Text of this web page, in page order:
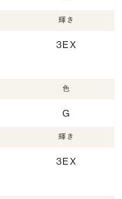
輝き
3EX
色
G
輝き
3EX